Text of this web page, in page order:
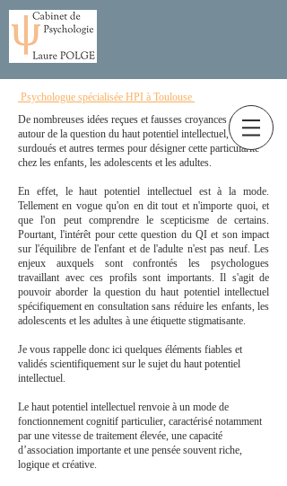
Psychologue spécialisée HPI à Toulouse
De nombreuses idées reçues et fausses croyances circulent
autour de la question du haut potentiel intellectuel, zèbres,
surdoués et autres termes pour désigner cette particularité
chez les enfants, les adolescents et les adultes.
En effet, le haut potentiel intellectuel est à la mode.
Tellement en vogue qu'on en dit tout et n'importe quoi, et
que l'on peut comprendre le scepticisme de certains.
Pourtant, l'intérêt pour cette question du QI et son impact
sur l'équilibre de l'enfant et de l'adulte n'est pas neuf. Les
enjeux auxquels sont confrontés les psychologues
travaillant avec ces profils sont importants. Il s'agit de
pouvoir aborder la question du haut potentiel intellectuel
spécifiquement en consultation sans réduire les enfants, les
adolescents et les adultes à une étiquette stigmatisante.
Je vous rappelle donc ici quelques éléments fiables et
validés scientifiquement sur le sujet du haut potentiel
intellectuel.
Le haut potentiel intellectuel renvoie à un mode de
fonctionnement cognitif particulier, caractérisé notamment
par une vitesse de traitement élevée, une capacité
d’association importante et une pensée souvent riche,
logique et créative.